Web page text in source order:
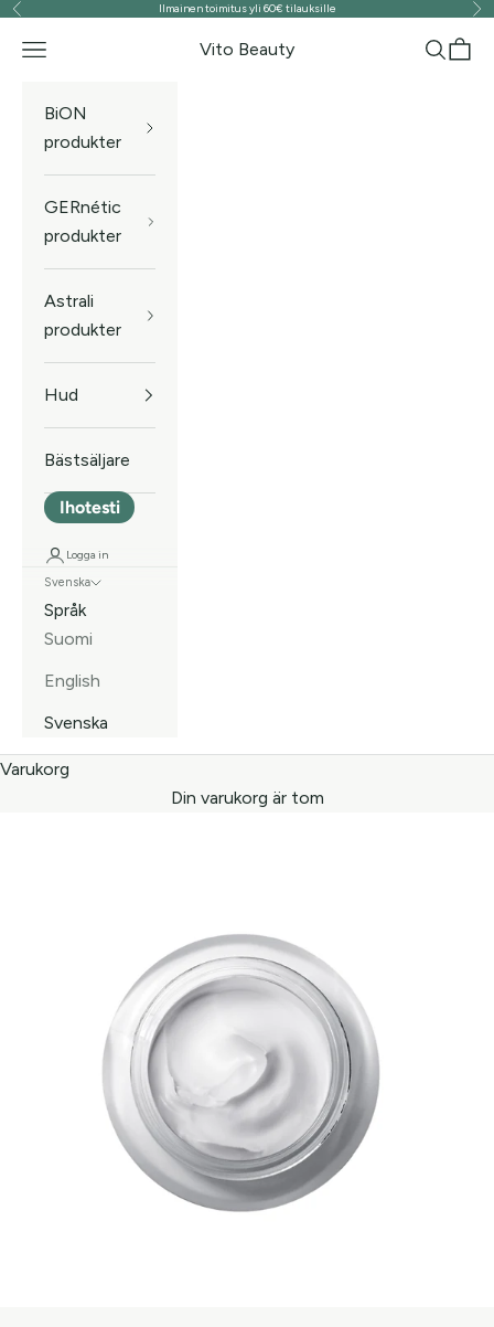
Hoppa till innehållet
Föregående Ilmainen toimitus yli 60€ tilauksille
Vito Beauty
Meny Sök
BiON
produkter
GERnétic
produkter
Astrali
produkter
Hud
Bästsäljare
Ihotesti
Logga in
Svenska
Språk
Suomi
English
Svenska
Varukorg
Din varukorg är tom